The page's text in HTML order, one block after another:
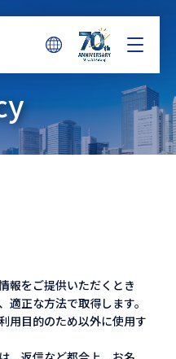
報をご提供いただくとき
正な方法で取得します。
用目的のため以外に使用す